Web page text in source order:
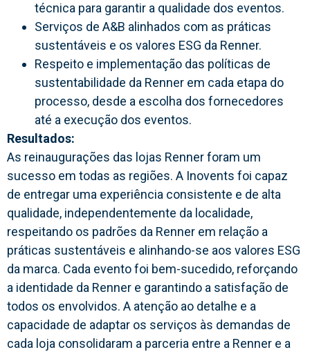
técnica para garantir a qualidade dos eventos.
Serviços de A&B alinhados com as práticas
sustentáveis e os valores ESG da Renner.
Respeito e implementação das políticas de
sustentabilidade da Renner em cada etapa do
processo, desde a escolha dos fornecedores
até a execução dos eventos.
Resultados:
As reinaugurações das lojas Renner foram um
sucesso em todas as regiões. A Inovents foi capaz
de entregar uma experiência consistente e de alta
qualidade, independentemente da localidade,
respeitando os padrões da Renner em relação a
práticas sustentáveis e alinhando-se aos valores ESG
da marca. Cada evento foi bem-sucedido, reforçando
a identidade da Renner e garantindo a satisfação de
todos os envolvidos. A atenção ao detalhe e a
capacidade de adaptar os serviços às demandas de
cada loja consolidaram a parceria entre a Renner e a